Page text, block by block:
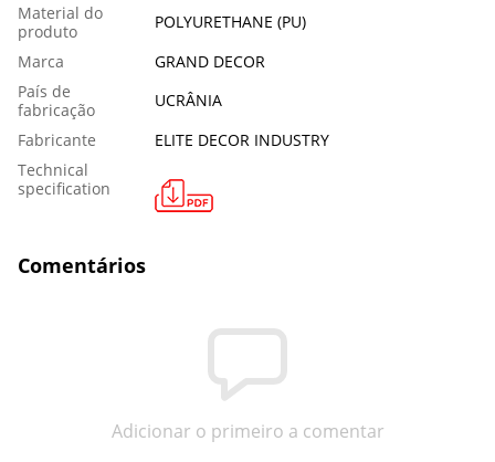
Material do
produto
POLYURETHANE (PU)
Marca
GRAND DECOR
País de
fabricação
UCRÂNIA
Fabricante
ELITE DECOR INDUSTRY
Technical
specification
Comentários
Adicionar o primeiro a comentar